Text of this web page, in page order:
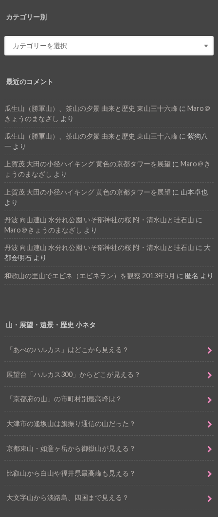
カテゴリー別
最近のコメント
瓜生山（勝軍山）、茶山の夕景 由来と歴史 東山三十六峰 に Maro＠
きょうのまなざし より
瓜生山（勝軍山）、茶山の夕景 由来と歴史 東山三十六峰 に 紫狗八
一 より
上賀茂 大田の小径ハイキング 黄色の京都タワーを展望 に Maro＠き
ょうのまなざし より
上賀茂 大田の小径ハイキング 黄色の京都タワーを展望 に 山本卓也
より
丹波 向山連山 水分れ公園 いそ部神社の桜 附・清水山と珪石山 に
Maro＠きょうのまなざし より
丹波 向山連山 水分れ公園 いそ部神社の桜 附・清水山と珪石山 に 大
都会明石より
和歌山の里山でエビネ（エビネラン）を観察 2013年5月 に 匿名 より
山・展望・遠景・歴史 小ネタ
「あべのハルカス」はどこから見える？
展望台「ハルカス300」からどこが見える？
「京都府の山」の市町村別最高峰は？
大津市の逢坂山は旗振り通信の山だった？
京都東山・如意ヶ岳から御嶽山が見える？
比叡山から白山や福井県最高峰も見える？
大文字山から淡路島、四国まで見える？